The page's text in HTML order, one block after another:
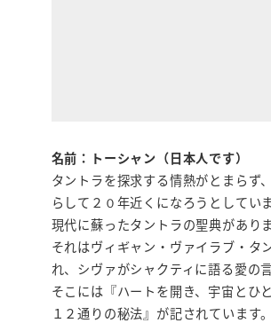
名前：トーシャン（日本人です）
タントラを探求する情熱がとまらず
らして２０年近くになろうとしていま
現代に蘇ったタントラの聖典がありま
それはヴィギャン・ヴァイラブ・タ
れ、シヴァがシャクティに語る愛の言
そこには『ハートを開き、宇宙とひ
１２通りの秘法』が記されています。